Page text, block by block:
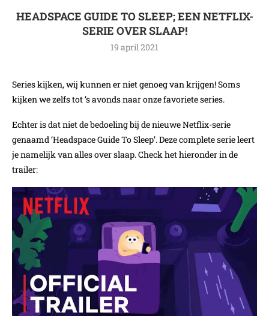
HEADSPACE GUIDE TO SLEEP; EEN NETFLIX-
SERIE OVER SLAAP!
19 april 2021
Series kijken, wij kunnen er niet genoeg van krijgen! Soms
kijken we zelfs tot ’s avonds naar onze favoriete series.
Echter is dat niet de bedoeling bij de nieuwe Netflix-serie
genaamd ‘Headspace Guide To Sleep’. Deze complete serie leert
je namelijk van alles over slaap. Check het hieronder in de
trailer: